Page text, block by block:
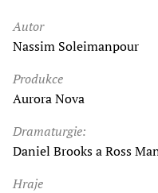
Autor
Nassim Soleimanpour
Produkce
Aurora Nova
Dramaturgie:
Daniel Brooks a Ross
Hraje